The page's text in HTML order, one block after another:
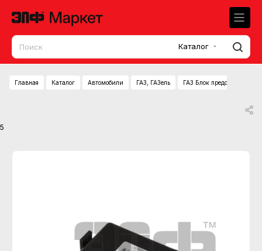
Каталог
Главная Каталог Автомобили ГАЗ, ГАЗель ГАЗ Блок предохранителей
5